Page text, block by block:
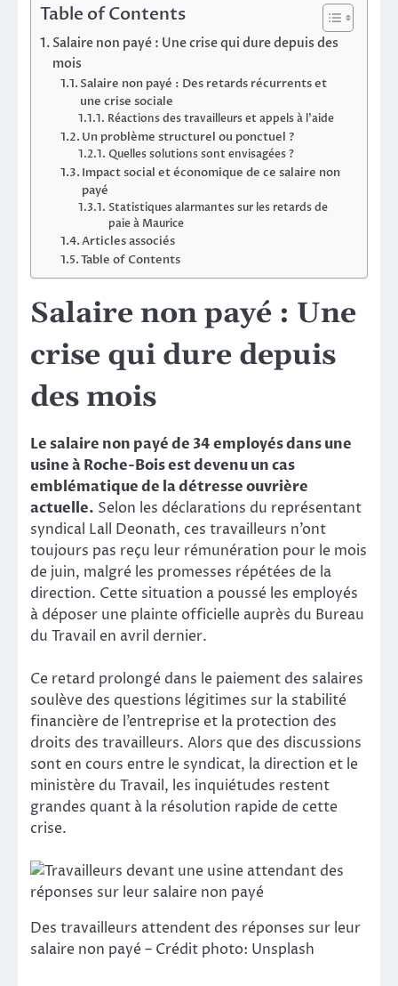
Table of Contents
Salaire non payé : Une crise qui dure depuis des
mois
Salaire non payé : Des retards récurrents et
une crise sociale
Réactions des travailleurs et appels à l’aide
Un problème structurel ou ponctuel ?
Quelles solutions sont envisagées ?
Impact social et économique de ce salaire non
payé
Statistiques alarmantes sur les retards de
paie à Maurice
Articles associés
Table of Contents
Salaire non payé : Une
crise qui dure depuis
des mois
Le salaire non payé de 34 employés dans une
usine à Roche-Bois est devenu un cas
emblématique de la détresse ouvrière
actuelle. Selon les déclarations du représentant
syndical Lall Deonath, ces travailleurs n’ont
toujours pas reçu leur rémunération pour le mois
de juin, malgré les promesses répétées de la
direction. Cette situation a poussé les employés
à déposer une plainte officielle auprès du Bureau
du Travail en avril dernier.
Ce retard prolongé dans le paiement des salaires
soulève des questions légitimes sur la stabilité
financière de l’entreprise et la protection des
droits des travailleurs. Alors que des discussions
sont en cours entre le syndicat, la direction et le
ministère du Travail, les inquiétudes restent
grandes quant à la résolution rapide de cette
crise.
Des travailleurs attendent des réponses sur leur
salaire non payé – Crédit photo: Unsplash